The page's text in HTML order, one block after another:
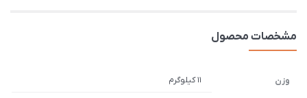
مشخصات محصول
وزن 11 کیلوگرم